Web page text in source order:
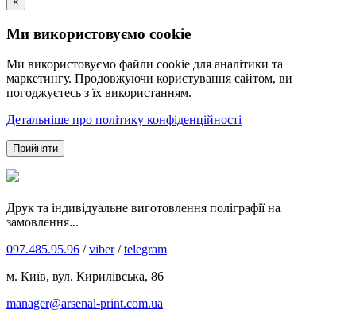
Ми використовуємо cookie
Ми використовуємо файли cookie для аналітики та
маркетингу. Продовжуючи користування сайтом, ви
погоджуєтесь з їх використанням.
Детальніше про політику конфіденційності
Прийняти
Друк та індивідуальне виготовлення поліграфії на
замовлення...
097.485.95.96 /viber/telegram
м. Київ, вул. Кирилівська, 86
manager@arsenal-print.com.ua